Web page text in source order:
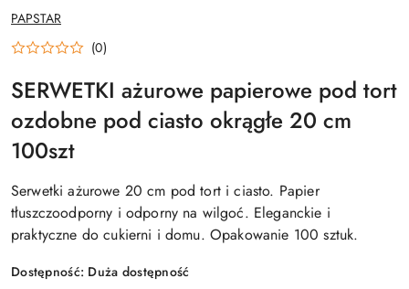
NAZWA
PRODUCENTA:
PAPSTAR
(0)
SERWETKI ażurowe papierowe pod tort
ozdobne pod ciasto okrągłe 20 cm
100szt
Serwetki ażurowe 20 cm pod tort i ciasto. Papier
tłuszczoodporny i odporny na wilgoć. Eleganckie i
praktyczne do cukierni i domu. Opakowanie 100 sztuk.
Dostępność: Duża dostępność